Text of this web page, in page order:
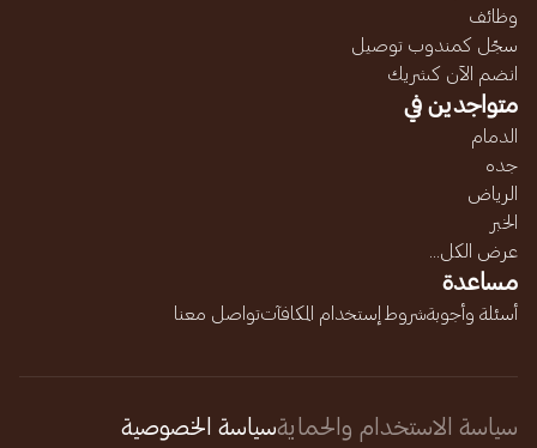
وظائف
سجّل كمندوب توصيل
انضم الآن كشريك
متواجدين في
الدمام
جده
الرياض
الخبر
عرض الكل...
مساعدة
أسئلة وأجوبةشروط إستخدام المكافآتتواصل معنا
سياسة الاستخدام والحمايةسياسة الخصوصية